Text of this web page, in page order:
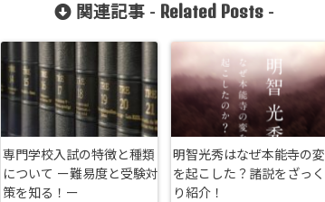
関連記事 - Related Posts-
専門学校入試の特徴と種類
について ー難易度と受験対
策を知る！ー
明智光秀はなぜ本能寺の変
を起こした？諸説をざっく
り紹介！